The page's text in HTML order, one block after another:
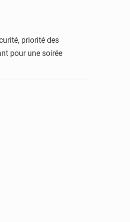
priorité des
pour une soirée